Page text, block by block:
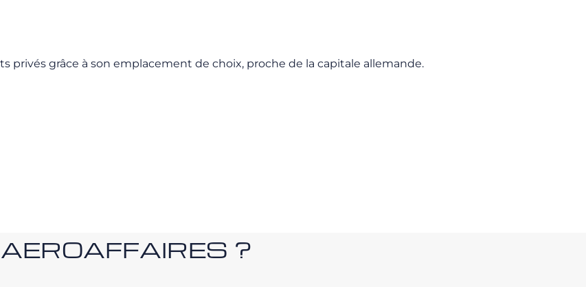
privés grâce à son emplacement de choix, proche de la capitale allemande.
?